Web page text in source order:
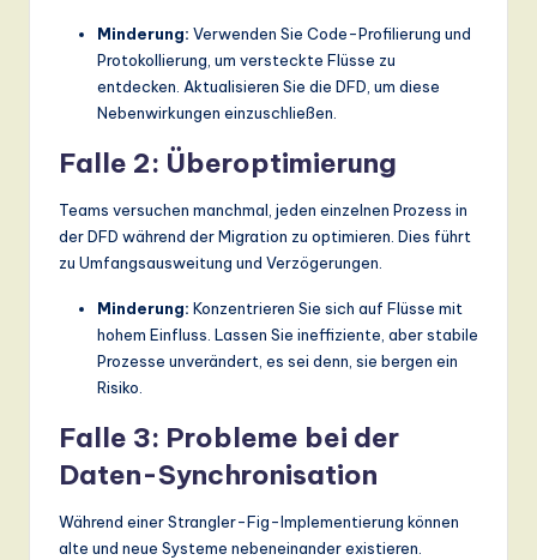
Minderung: Verwenden Sie Code-Profilierung und
Protokollierung, um versteckte Flüsse zu
entdecken. Aktualisieren Sie die DFD, um diese
Nebenwirkungen einzuschließen.
Falle 2: Überoptimierung
Teams versuchen manchmal, jeden einzelnen Prozess in
der DFD während der Migration zu optimieren. Dies führt
zu Umfangsausweitung und Verzögerungen.
Minderung: Konzentrieren Sie sich auf Flüsse mit
hohem Einfluss. Lassen Sie ineffiziente, aber stabile
Prozesse unverändert, es sei denn, sie bergen ein
Risiko.
Falle 3: Probleme bei der
Daten-Synchronisation
Während einer Strangler-Fig-Implementierung können
alte und neue Systeme nebeneinander existieren.